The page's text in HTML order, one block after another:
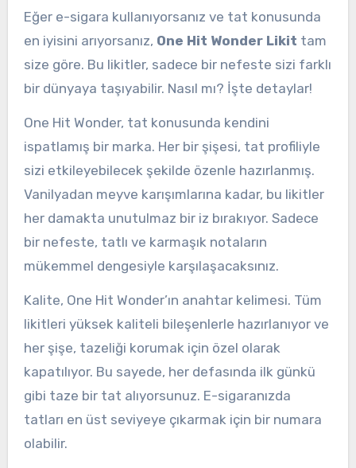
Eğer e-sigara kullanıyorsanız ve tat konusunda
en iyisini arıyorsanız, One Hit Wonder Likit tam
size göre. Bu likitler, sadece bir nefeste sizi farklı
bir dünyaya taşıyabilir. Nasıl mı? İşte detaylar!
One Hit Wonder, tat konusunda kendini
ispatlamış bir marka. Her bir şişesi, tat profiliyle
sizi etkileyebilecek şekilde özenle hazırlanmış.
Vanilyadan meyve karışımlarına kadar, bu likitler
her damakta unutulmaz bir iz bırakıyor. Sadece
bir nefeste, tatlı ve karmaşık notaların
mükemmel dengesiyle karşılaşacaksınız.
Kalite, One Hit Wonder’ın anahtar kelimesi. Tüm
likitleri yüksek kaliteli bileşenlerle hazırlanıyor ve
her şişe, tazeliği korumak için özel olarak
kapatılıyor. Bu sayede, her defasında ilk günkü
gibi taze bir tat alıyorsunuz. E-sigaranızda
tatları en üst seviyeye çıkarmak için bir numara
olabilir.